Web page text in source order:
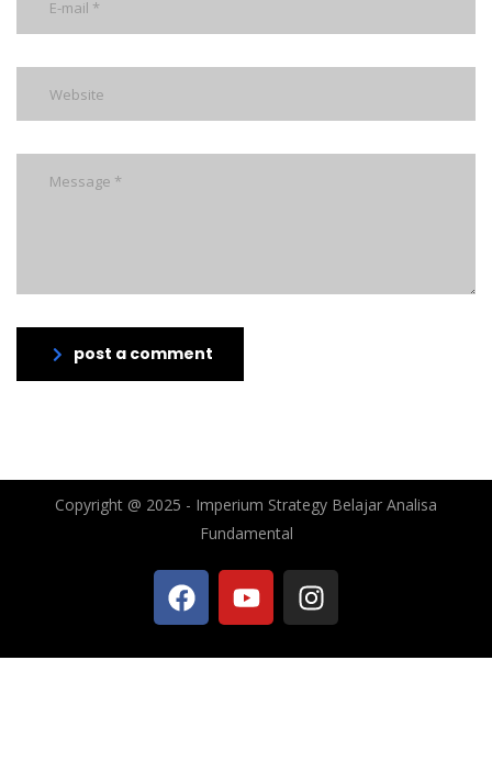
post a comment
Copyright @ 2025 - Imperium Strategy Belajar Analisa
Fundamental